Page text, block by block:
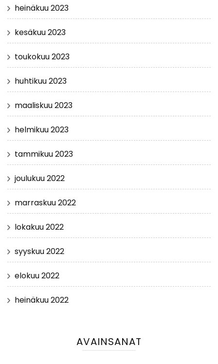
heinäkuu 2023
kesäkuu 2023
toukokuu 2023
huhtikuu 2023
maaliskuu 2023
helmikuu 2023
tammikuu 2023
joulukuu 2022
marraskuu 2022
lokakuu 2022
syyskuu 2022
elokuu 2022
heinäkuu 2022
AVAINSANAT